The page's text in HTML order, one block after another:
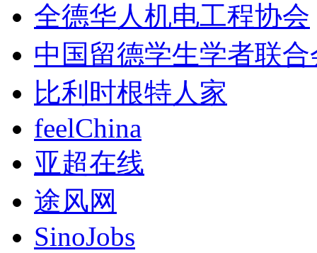
全德华人机电工程协会
中国留德学生学者联合
比利时根特人家
feelChina
亚超在线
途风网
SinoJobs